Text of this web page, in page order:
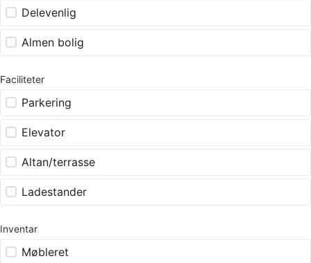
Delevenlig
Almen bolig
Faciliteter
Parkering
Elevator
Altan/terrasse
Ladestander
Inventar
Møbleret